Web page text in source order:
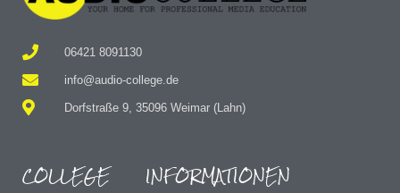
06421 8091130
info@audio-college.de
Dorfstraße 9, 35096 Weimar (Lahn)
COLLEGE INFORMATIONEN